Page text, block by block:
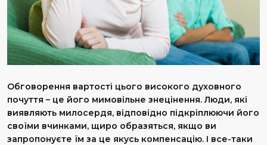
Обговорення вартості цього високого духов­ного
почуття – це його мимовільне знецінення. Люди, які
виявляють милосердя, відповідно підкріплюючи його
своїми вчинками, щиро образяться, якщо ви
запропонуєте їм за це якусь компенсацію. І все-таки